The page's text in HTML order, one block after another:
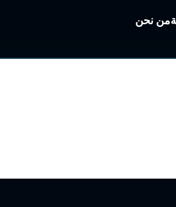
من نحن